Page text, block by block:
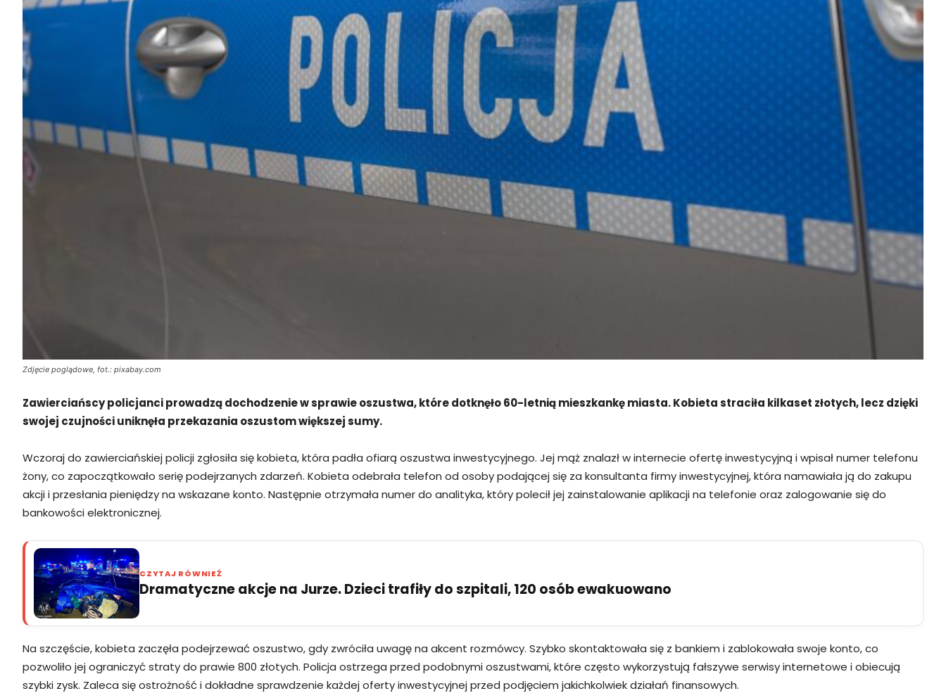
Zdjęcie poglądowe, fot.: pixabay.com
Zawierciańscy policjanci prowadzą dochodzenie w sprawie oszustwa, które dotknęło 60-letnią mieszkankę miasta. Kobieta straciła kilkaset złotych, lecz dzięki
swojej czujności uniknęła przekazania oszustom większej sumy.
Wczoraj do zawierciańskiej policji zgłosiła się kobieta, która padła ofiarą oszustwa inwestycyjnego. Jej mąż znalazł w internecie ofertę inwestycyjną i wpisał numer telefonu
żony, co zapoczątkowało serię podejrzanych zdarzeń. Kobieta odebrała telefon od osoby podającej się za konsultanta firmy inwestycyjnej, która namawiała ją do zakupu
akcji i przesłania pieniędzy na wskazane konto. Następnie otrzymała numer do analityka, który polecił jej zainstalowanie aplikacji na telefonie oraz zalogowanie się do
bankowości elektronicznej.
CZYTAJ RÓWNIEŻ
Dramatyczne akcje na Jurze. Dzieci trafiły do szpitali, 120 osób ewakuowano
Na szczęście, kobieta zaczęła podejrzewać oszustwo, gdy zwróciła uwagę na akcent rozmówcy. Szybko skontaktowała się z bankiem i zablokowała swoje konto, co
pozwoliło jej ograniczyć straty do prawie 800 złotych. Policja ostrzega przed podobnymi oszustwami, które często wykorzystują fałszywe serwisy internetowe i obiecują
szybki zysk. Zaleca się ostrożność i dokładne sprawdzenie każdej oferty inwestycyjnej przed podjęciem jakichkolwiek działań finansowych.